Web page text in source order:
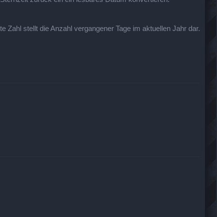
Zahl stellt die Anzahl vergangener Tage im aktuellen Jahr dar.